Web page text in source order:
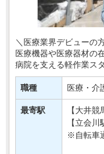
＼医療業界デビューの
医療機器や医療器材の
病院を支える軽作業ス
専門知識や資格は一切
研修制度が整っている
安心してスター・・・
職種 医療・介
最寄駅
【大井
【立
※自転車